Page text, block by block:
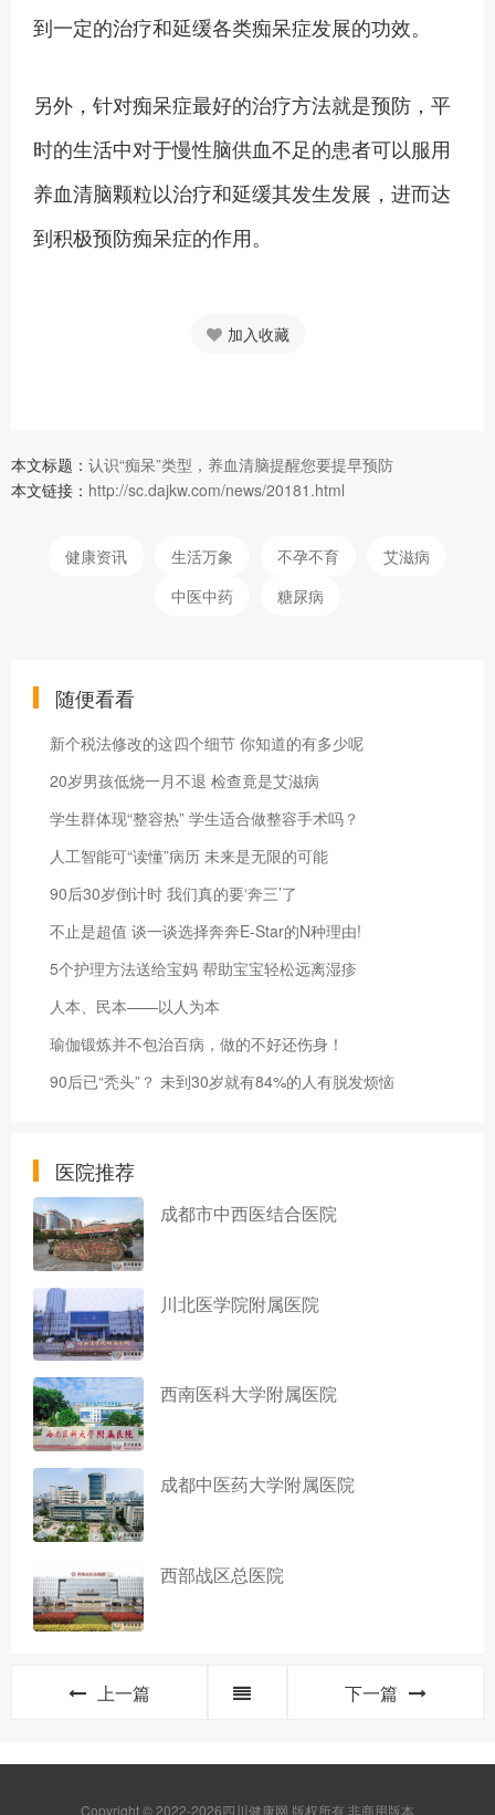
到一定的治疗和延缓各类痴呆症发展的功效。
另外，针对痴呆症最好的治疗方法就是预防，平
时的生活中对于慢性脑供血不足的患者可以服用
养血清脑颗粒以治疗和延缓其发生发展，进而达
到积极预防痴呆症的作用。
加入收藏
本文标题： 认识“痴呆”类型，养血清脑提醒您要提早预防
本文链接： http://sc.dajkw.com/news/20181.html
健康资讯 生活万象 不孕不育
艾滋病
中医中药
糖尿病
随便看看
新个税法修改的这四个细节 你知道的有多少呢
20岁男孩低烧一月不退 检查竟是艾滋病
学生群体现“整容热” 学生适合做整容手术吗？
人工智能可“读懂”病历 未来是无限的可能
90后30岁倒计时 我们真的要‘奔三’了
不止是超值 谈一谈选择奔奔E-Star的N种理由!
5个护理方法送给宝妈 帮助宝宝轻松远离湿疹
人本、民本——以人为本
瑜伽锻炼并不包治百病，做的不好还伤身！
90后已“秃头”？ 未到30岁就有84%的人有脱发烦恼
医院推荐
成都市中西医结合医院
川北医学院附属医院
西南医科大学附属医院
成都中医药大学附属医院
西部战区总医院
上一篇 下一篇
Copyright © 2022-2026四川健康网 版权所有 非商用版本